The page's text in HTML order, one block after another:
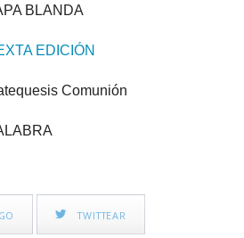
BLANDA
EDICIÓN
Comunión
TWITTEAR